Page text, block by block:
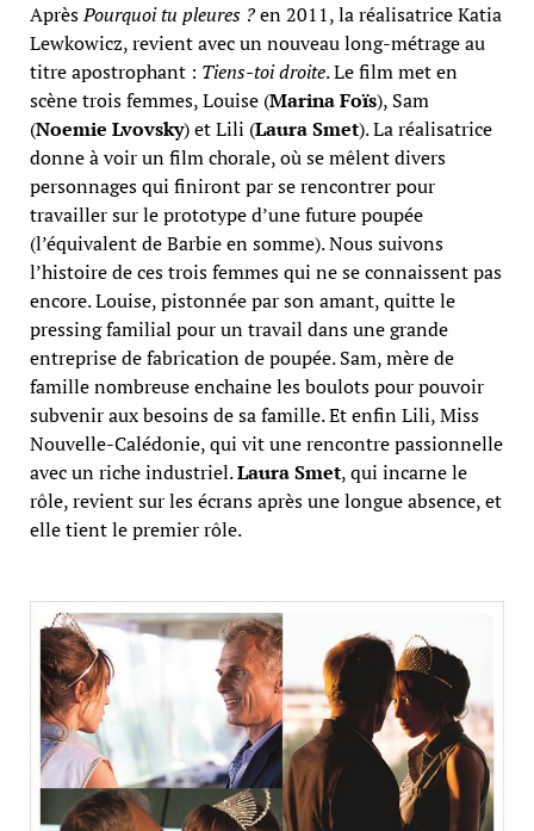
AprèsPourquoi tu pleures ?en 2011, la réalisatrice Katia
Lewkowicz, revient avec un nouveau long-métrage au
titre apostrophant : Tiens-toi droite. Le film met en
scène trois femmes, Louise (Marina Foïs), Sam
(Noemie Lvovsky) et Lili (Laura Smet). La réalisatrice
donne à voir un film chorale, où se mêlent divers
personnages qui finiront par se rencontrer pour
travailler sur le prototype d’une future poupée
(l’équivalent de Barbie en somme). Nous suivons
l’histoire de ces trois femmes qui ne se connaissent pas
encore. Louise, pistonnée par son amant, quitte le
pressing familial pour un travail dans une grande
entreprise de fabrication de poupée. Sam, mère de
famille nombreuse enchaine les boulots pour pouvoir
subvenir aux besoins de sa famille. Et enfin Lili, Miss
Nouvelle-Calédonie, qui vit une rencontre passionnelle
avec un riche industriel.Laura Smet, qui incarne le
rôle, revient sur les écrans après une longue absence, et
elle tient le premier rôle.